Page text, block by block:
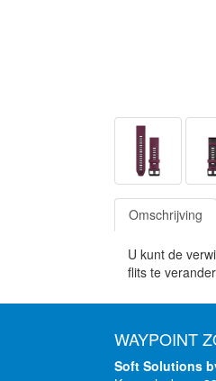
Omschrijving
U kunt de
flits te
WAYPOINT
Soft Solutions